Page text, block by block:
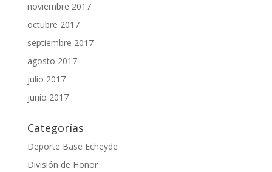
noviembre 2017
octubre 2017
septiembre 2017
agosto 2017
julio 2017
junio 2017
Categorías
Deporte Base Echeyde
División de Honor